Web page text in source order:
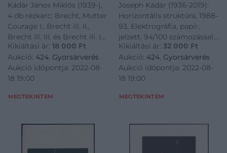
jelzett, paszpartuban,
egyik paszpartu fedlap
hiányzik, egy másik
paszpartu fedlapja
laza.
Kádár János Miklós (1939-),
4 db rézkarc: Brecht, Mutter
Courage I., Brecht ill. II.,
Brecht ill. III. és Brecht ill. IV.
1964-65. Rézkarc, papír,
jelzett, paszpartuban, egyik
paszpartu fedlap hiányzik,
egy másik paszpartu
Kikiáltási ár: 18 000 Ft
Aukció: 424. Gyorsárverés
Aukció időpontja: 2022-08-
18 19:00
MEGTEKINTEM
Hátoldalon a művész
pecsétjével. 42,5×39 cm
Joseph Kádár (1936-2019):
Horizontális struktúra, 1988-
93. Elektrográfia, papír,
jelzett. 94/100 számozással.
Hátoldalon a művész
pecsétjével. 42,5x39 cm<a
href="https://
es-grafikak/Festmen
Kikiáltási ár: 32 000 Ft
Aukció: 424. Gyorsárverés
Aukció időpontja: 2022-08-
18 19:00
MEGTEKINTEM